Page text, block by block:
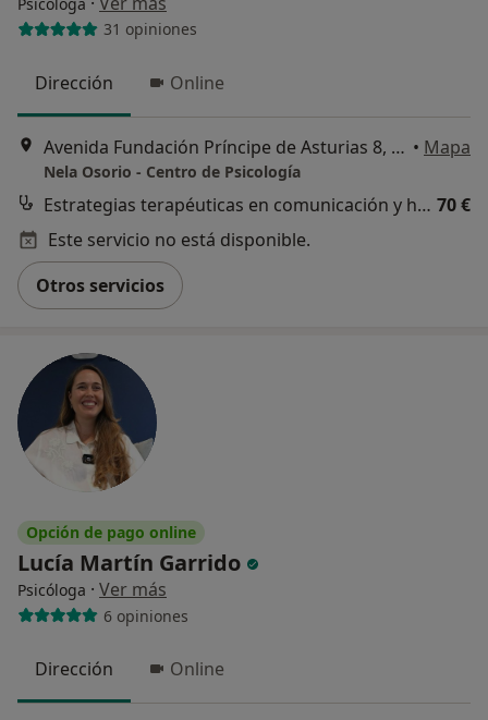
31 opiniones
Dirección Online
Avenida Fundación Príncipe de Asturias 8, Oviedo • Mapa
Nela Osorio - Centro de Psicología
Estrategias terapéuticas en comunicación y habilidades sociales 70 €
Este servicio no está disponible.
Otros servicios
Opción de pago online
Lucía Martín Garrido
Psicóloga · Ver más
6 opiniones
Dirección Online